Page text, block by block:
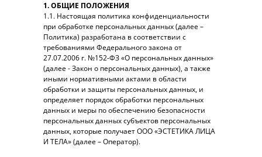
1. ОБЩИЕ ПОЛОЖЕНИЯ
1.1. Настоящая политика конфиденциальности
при обработке персональных данных (далее –
Политика) разработана в соответствии с
требованиями Федерального закона от
27.07.2006 г. №152-ФЗ «О персональных данных»
(далее - Закон о персональных данных), а также
иными нормативными актами в области
обработки и защиты персональных данных, и
определяет порядок обработки персональных
данных и меры по обеспечению безопасности
персональных данных субъектов персональных
данных, которые получает ООО «ЭСТЕТИКА ЛИЦА
И ТЕЛА» (далее – Оператор).